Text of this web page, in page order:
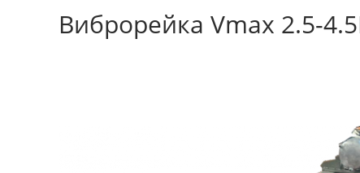
Виброрейка Vmax 2.5-